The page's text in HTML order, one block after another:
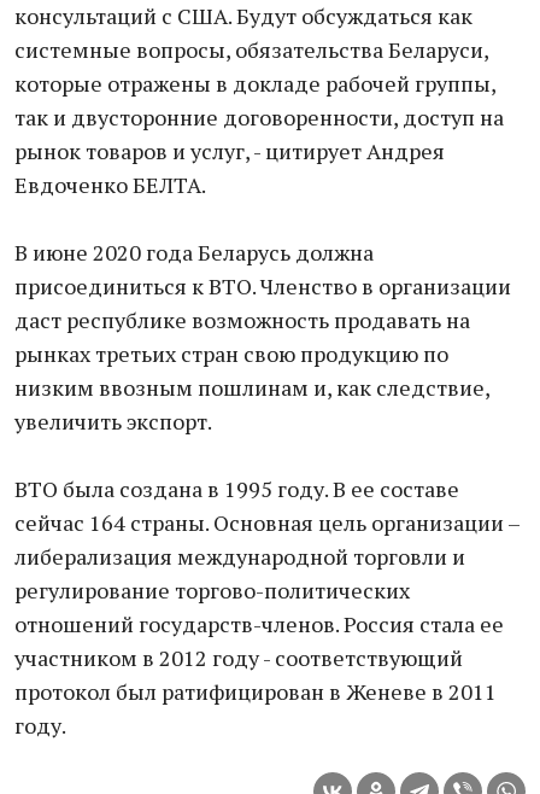
консультаций с США. Будут обсуждаться как
системные вопросы, обязательства Беларуси,
которые отражены в докладе рабочей группы,
так и двусторонние договоренности, доступ на
рынок товаров и услуг, - цитирует Андрея
Евдоченко БЕЛТА.
В июне 2020 года Беларусь должна
присоединиться к ВТО. Членство в организации
даст республике возможность продавать на
рынках третьих стран свою продукцию по
низким ввозным пошлинам и, как следствие,
увеличить экспорт.
ВТО была создана в 1995 году. В ее составе
сейчас 164 страны. Основная цель организации –
либерализация международной торговли и
регулирование торгово-политических
отношений государств-членов. Россия стала ее
участником в 2012 году - соответствующий
протокол был ратифицирован в Женеве в 2011
году.